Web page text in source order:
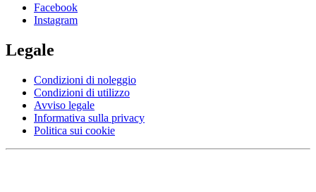
Facebook
Instagram
Legale
Condizioni di noleggio
Condizioni di utilizzo
Avviso legale
Informativa sulla privacy
Politica sui cookie